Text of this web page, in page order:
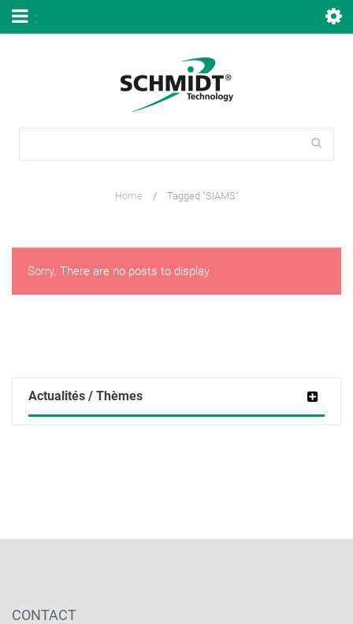
Home / Tagged "SIAMS"
Sorry. There are no posts to display
Actualités / Thèmes
CONTACT